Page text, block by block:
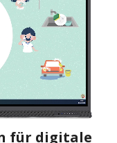
für digitale